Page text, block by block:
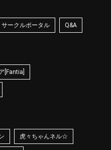
サークルポータル Q&A
[Fantia]
虎々ちゃんネル☆